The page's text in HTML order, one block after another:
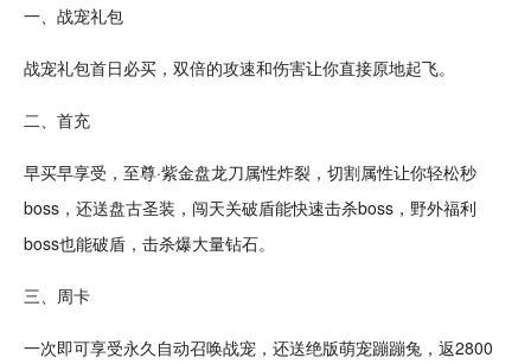
一、战宠礼包
战宠礼包首日必买，双倍的攻速和伤害让你直接原地起飞。
二、首充
早买早享受，至尊·紫金盘龙刀属性炸裂， 切割属性让你轻松秒
boss，还送盘古圣装，闯天关破盾能快速击杀boss，野外福利
boss也能破盾，击杀爆大量钻石。
三、周卡
一次即可享受永久自动召唤战宠，还送绝版萌宠蹦蹦兔，返2800